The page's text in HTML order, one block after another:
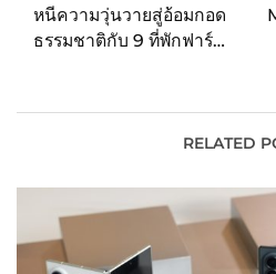
หนีความวุ่นวายสู่อ้อมกอด
ธรรมชาติกับ 9 ที่พักฟาร์ม
RELATED